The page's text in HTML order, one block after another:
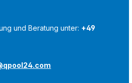
und Beratung unter: +49